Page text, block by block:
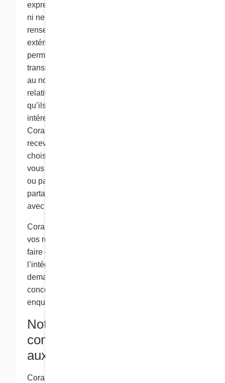
expresse prévue aux présentes, Cora ne vend,
ni ne transfère ou ne divulgue des
renseignements personnels à des tiers
extérieurs au groupe Cora. Toutefois, avec votre
permission, nous pouvons occasionnellement
transmettre des renseignements de marketing
au nom de l’un de nos partenaires commerciaux
relativement à des produits ou des services
qu’ils offrent et qui sont susceptibles de vous
intéresser. Certains partenaires commerciaux de
Cora pourront vous demander si vous souhaitez
recevoir des documents de marketing. Si vous
choisissez de recevoir de tels documents, Cora
vous transmettra la documentation par la poste
ou par courriel au nom des partenaires, mais ne
partagera pas vos renseignements personnels
avec lesdits partenaires.
Cora se réserve le droit d’utiliser ou de divulguer
vos renseignements personnels si elle doit le
faire ou si la loi l’y autorise afin de protéger
l’intégrité du site Web, pour répondre à vos
demandes ou pour collaborer à toute enquête
concernant le respect de la loi ou à toute
enquête sur une question de sécurité publique.
Notre politique de
confidentialité relativement
aux enfants
Cora est très sensible aux questions de